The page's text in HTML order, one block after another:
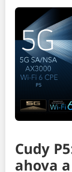
Cudy
ahova